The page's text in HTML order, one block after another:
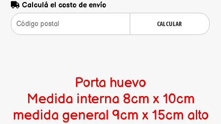
Calculá el costo de envío
CALCULAR
Porta huevo
Medida interna 8cm x 10cm
medida general 9cm x 15cm alto